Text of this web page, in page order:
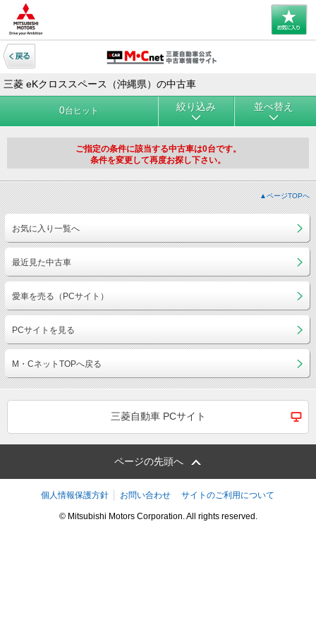
三菱 eKクロススペース（沖縄県）の中古車
0台ヒット 絞り込み 並べ替え
ご指定の条件に該当する中古車は0台です。
条件を変更して再度お探し下さい。
▲ページTOPへ
お気に入り一覧へ
最近見た中古車
愛車を売る（PCサイト）
PCサイトを見る
M・CネットTOPへ戻る
三菱自動車 PCサイト
ページの先頭へ
個人情報保護方針 お問い合わせ サイトのご利用について
© Mitsubishi Motors Corporation. All rights reserved.